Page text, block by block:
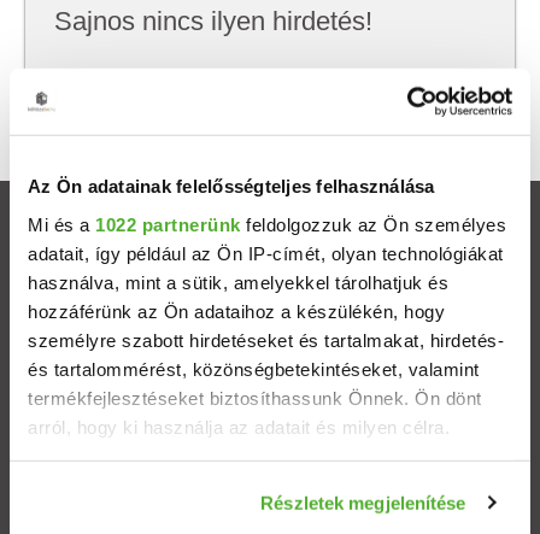
Az Ön adatainak felelősségteljes felhasználása
Mi és a 1022 partnerünk feldolgozzuk az Ön személyes
adatait, így például az Ön IP-címét, olyan technológiákat
használva, mint a sütik, amelyekkel tárolhatjuk és
hozzáférünk az Ön adataihoz a készülékén, hogy
személyre szabott hirdetéseket és tartalmakat, hirdetés-
és tartalommérést, közönségbetekintéseket, valamint
termékfejlesztéseket biztosíthassunk Önnek. Ön dönt
arról, hogy ki használja az adatait és milyen célra.
Információgyűjtés az Ön földrajzi elhelyezkedéséről
Részletek megjelenítése
Sajnos nincs ilyen hirdetés!
keresni, hátha akkor megtalálod, amit keresel.
Ingatlanok
Eladó házak
Eladó lakások
Települések